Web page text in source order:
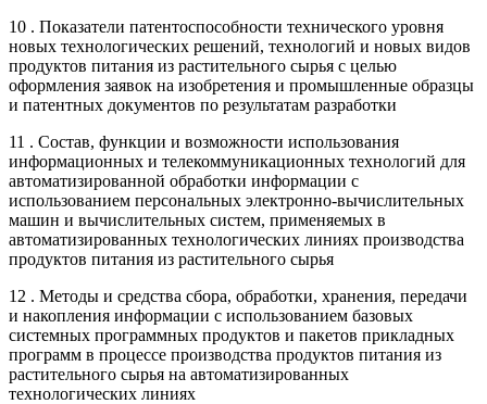
10 . Показатели патентоспособности технического уровня
новых технологических решений, технологий и новых видов
продуктов питания из растительного сырья с целью
оформления заявок на изобретения и промышленные образцы
и патентных документов по результатам разработки
11 . Состав, функции и возможности использования
информационных и телекоммуникационных технологий для
автоматизированной обработки информации с
использованием персональных электронно-вычислительных
машин и вычислительных систем, применяемых в
автоматизированных технологических линиях производства
продуктов питания из растительного сырья
12 . Методы и средства сбора, обработки, хранения, передачи
и накопления информации с использованием базовых
системных программных продуктов и пакетов прикладных
программ в процессе производства продуктов питания из
растительного сырья на автоматизированных
технологических линиях